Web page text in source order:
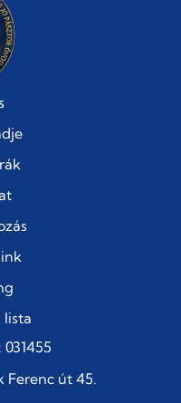
lista
Ferenc út 45.